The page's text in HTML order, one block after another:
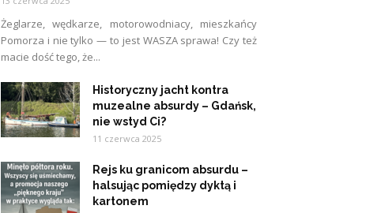
Żeglarze, wędkarze, motorowodniacy, mieszkańcy
Pomorza i nie tylko — to jest WASZA sprawa! Czy też
macie dość tego, że...
Historyczny jacht kontra
muzealne absurdy – Gdańsk,
nie wstyd Ci?
11 czerwca 2025
Rejs ku granicom absurdu –
halsując pomiędzy dyktą i
kartonem